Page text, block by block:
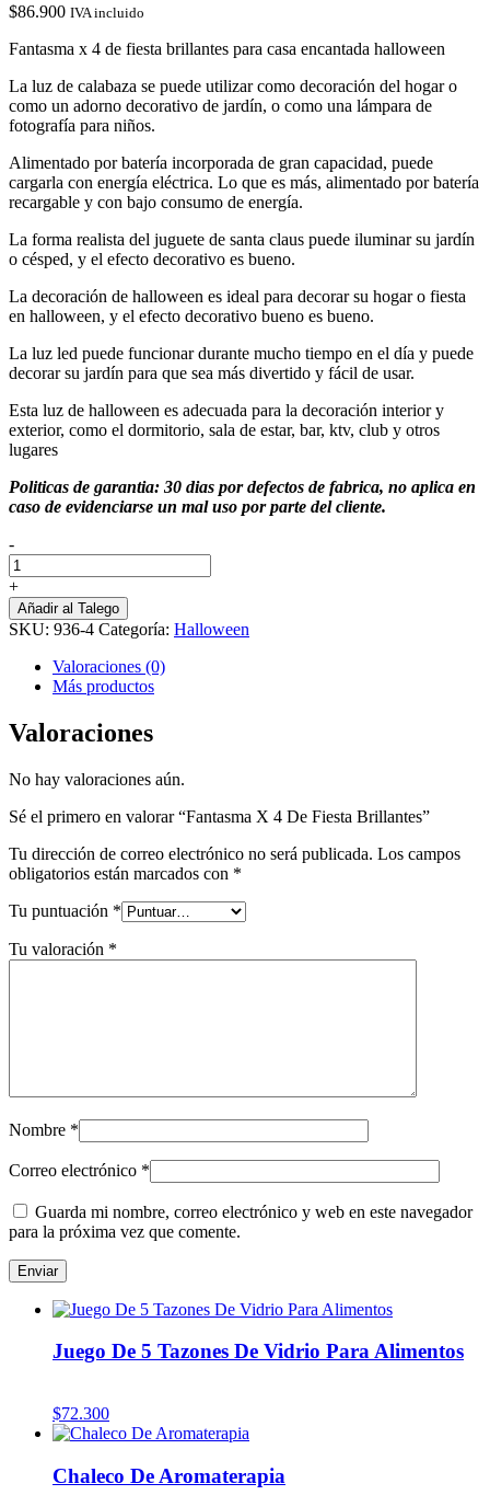
$86.900 IVA incluido
Fantasma x 4 de fiesta brillantes para casa encantada halloween
La luz de calabaza se puede utilizar como decoración del hogar o
como un adorno decorativo de jardín, o como una lámpara de
fotografía para niños.
Alimentado por batería incorporada de gran capacidad, puede
cargarla con energía eléctrica. Lo que es más, alimentado por batería
recargable y con bajo consumo de energía.
La forma realista del juguete de santa claus puede iluminar su jardín
o césped, y el efecto decorativo es bueno.
La decoración de halloween es ideal para decorar su hogar o fiesta
en halloween, y el efecto decorativo bueno es bueno.
La luz led puede funcionar durante mucho tiempo en el día y puede
decorar su jardín para que sea más divertido y fácil de usar.
Esta luz de halloween es adecuada para la decoración interior y
exterior, como el dormitorio, sala de estar, bar, ktv, club y otros
lugares
Politicas de garantia: 30 dias por defectos de fabrica, no aplica en
caso de evidenciarse un mal uso por parte del cliente.
-
Fantasma
X
4
De
Fiesta
Brillantes
cantidad
+
Añadir al Talego
SKU: 936-4 Categoría: Halloween
Valoraciones (0)
Más productos
Valoraciones
No hay valoraciones aún.
Sé el primero en valorar “Fantasma X 4 De Fiesta Brillantes”
Tu dirección de correo electrónico no será publicada. Los campos
obligatorios están marcados con *
Tu puntuación *
Tu valoración *
Nombre *
Correo electrónico *
Guarda mi nombre, correo electrónico y web en este navegador
para la próxima vez que comente.
Juego De 5 Tazones De Vidrio Para Alimentos
$72.300
Chaleco De Aromaterapia